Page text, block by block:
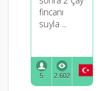
fincanı
suyla ...
5 2.602